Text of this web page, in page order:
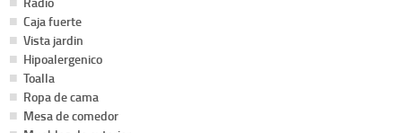
Caja fuerte
Vista jardin
Hipoalergenico
Toalla
Ropa de cama
Mesa de comedor